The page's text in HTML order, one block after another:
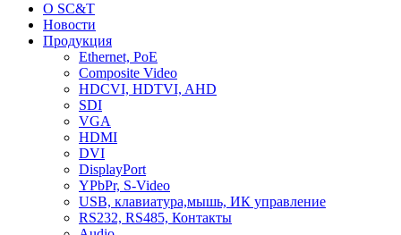
О SC&T
Новости
Продукция
Ethernet, PoE
Composite Video
HDCVI, HDTVI, AHD
SDI
VGA
HDMI
DVI
DisplayPort
YPbPr, S-Video
USB, клавиатура,мышь, ИК управление
RS232, RS485, Контакты